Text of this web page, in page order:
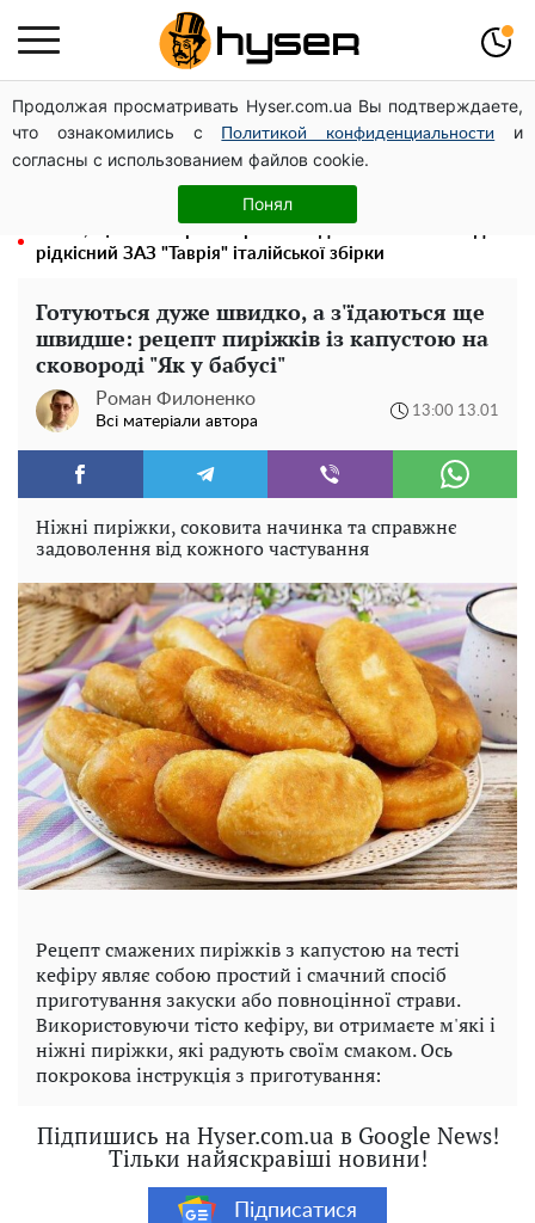
Продолжая просматривать Hyser.com.ua Вы подтверждаете,
что ознакомились с
Политикой конфиденциальности
и
согласны с использованием файлов cookie.
Понял
Олена Тополя злив відео – це далеко не все: фронтмен
"Антитіла" Тарас Тополя став наступним
Повністю гола Анна Трінчер блиснула "принадами":
таких розмірів ви ще не бачили
рідкісний ЗАЗ "Таврія" італійської збірки
Готуються дуже швидко, а з'їдаються ще
швидше: рецепт пиріжків із капустою на
сковороді "Як у бабусі"
Роман Филоненко
Всі матеріали автора
13:00 13.01
Ніжні пиріжки, соковита начинка та справжнє
задоволення від кожного частування
Рецепт смажених пиріжків з капустою на тесті
кефіру являє собою простий і смачний спосіб
приготування закуски або повноцінної страви.
Використовуючи тісто кефіру, ви отримаєте м'які і
ніжні пиріжки, які радують своїм смаком. Ось
покрокова інструкція з приготування:
Підпишись на Hyser.com.ua в Google News!
Тільки найяскравіші новини!
Підписатися